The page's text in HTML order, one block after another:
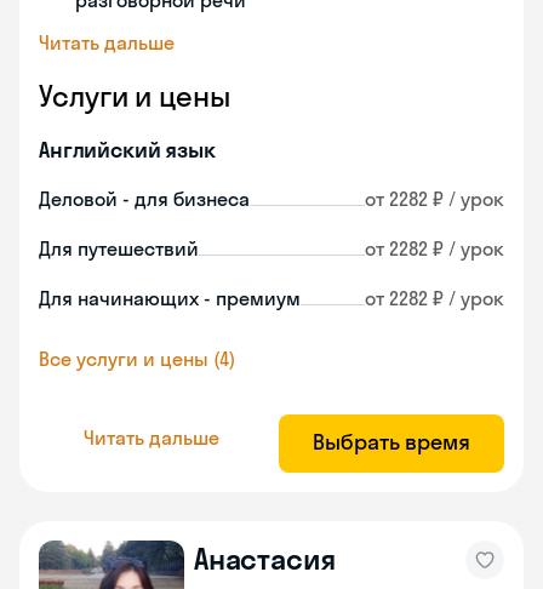
Читать дальше
Услуги и цены
Английский язык
Деловой - для бизнеса от 2282 ₽ / урок
Для путешествий от 2282 ₽ / урок
Для начинающих - премиум от 2282 ₽ / урок
Все услуги и цены (4)
Читать дальше Выбрать время
Анастасия